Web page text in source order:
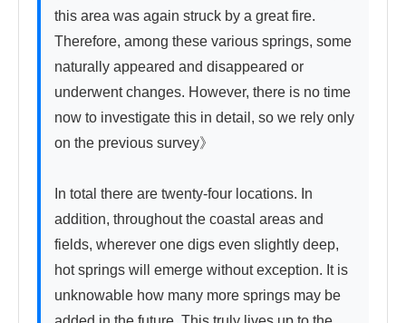
this area was again struck by a great fire.
Therefore, among these various springs, some
naturally appeared and disappeared or
underwent changes. However, there is no time
now to investigate this in detail, so we rely only
on the previous survey》
In total there are twenty-four locations. In
addition, throughout the coastal areas and
fields, wherever one digs even slightly deep,
hot springs will emerge without exception. It is
unknowable how many more springs may be